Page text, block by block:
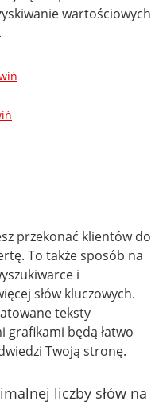
wartościowych
przekonać klientów do
To także sposób na
i
słów kluczowych.
teksty
grafikami będą łatwo
Twoją stronę.
liczby słów na